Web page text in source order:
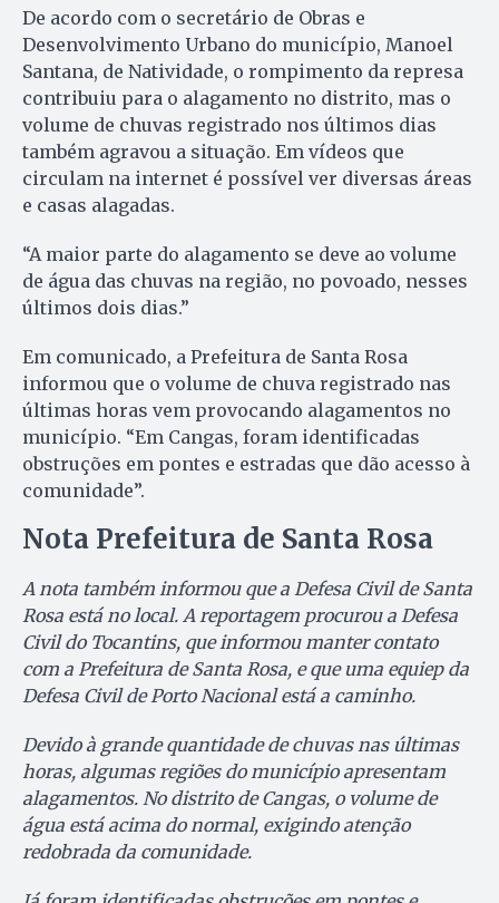
De acordo com o secretário de Obras e
Desenvolvimento Urbano do município, Manoel
Santana, de Natividade, o rompimento da represa
contribuiu para o alagamento no distrito, mas o
volume de chuvas registrado nos últimos dias
também agravou a situação. Em vídeos que
circulam na internet é possível ver diversas áreas
e casas alagadas.
“A maior parte do alagamento se deve ao volume
de água das chuvas na região, no povoado, nesses
últimos dois dias.”
Em comunicado, a Prefeitura de Santa Rosa
informou que o volume de chuva registrado nas
últimas horas vem provocando alagamentos no
município. “Em Cangas, foram identificadas
obstruções em pontes e estradas que dão acesso à
comunidade”.
Nota Prefeitura de Santa Rosa
A nota também informou que a Defesa Civil de Santa
Rosa está no local. A reportagem procurou a Defesa
Civil do Tocantins, que informou manter contato
com a Prefeitura de Santa Rosa, e que uma equiep da
Defesa Civil de Porto Nacional está a caminho.
Devido à grande quantidade de chuvas nas últimas
horas, algumas regiões do município apresentam
alagamentos. No distrito de Cangas, o volume de
água está acima do normal, exigindo atenção
redobrada da comunidade.